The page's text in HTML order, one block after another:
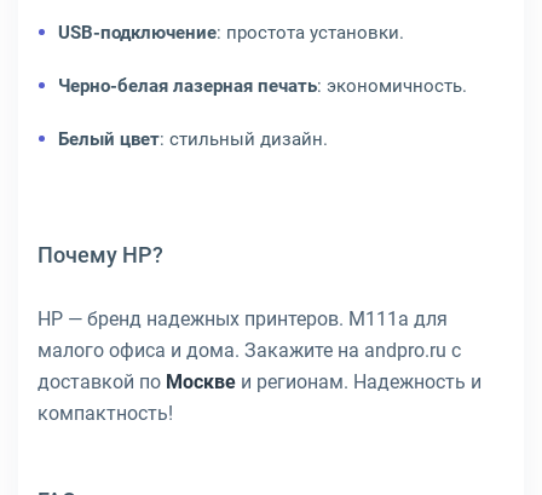
USB-подключение: простота установки.
Черно-белая лазерная печать: экономичность.
Белый цвет: стильный дизайн.
Почему HP?
HP — бренд надежных принтеров. M111a для
малого офиса и дома. Закажите на andpro.ru с
доставкой по Москве и регионам. Надежность и
компактность!